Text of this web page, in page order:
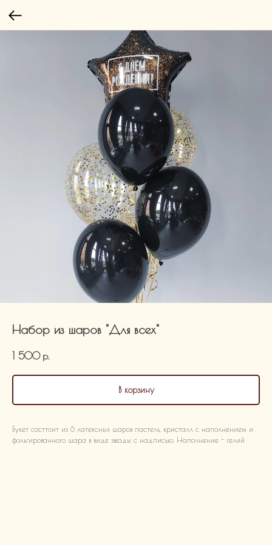
Набор из шаров "Для всех"
1 500 р.
В корзину
Букет состтоит из 6 латексных шаров пастель, кристалл с наполнением и
фольгированного шара в виде звезды с надписью. Наполнение - гелий